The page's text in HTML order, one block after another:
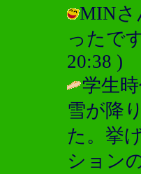
MINさ
ったで
20:38 )
学生
雪が降
た。挙
ション